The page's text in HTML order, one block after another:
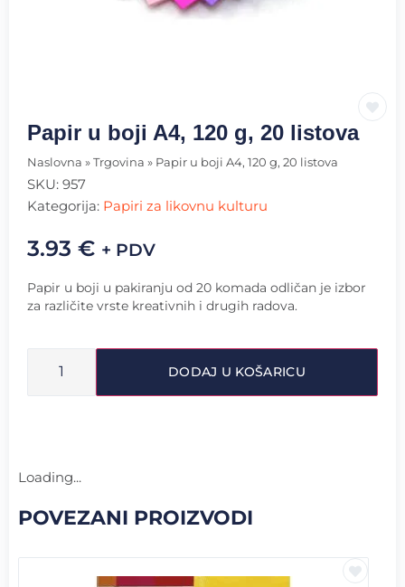
Papir u boji A4, 120 g, 20 listova
Naslovna » Trgovina » Papir u boji A4, 120 g, 20 listova
SKU: 957
Kategorija: Papiri za likovnu kulturu
3.93 € + PDV
Papir u boji u pakiranju od 20 komada odličan je izbor
za različite vrste kreativnih i drugih radova.
DODAJ U KOŠARICU
Loading...
POVEZANI PROIZVODI